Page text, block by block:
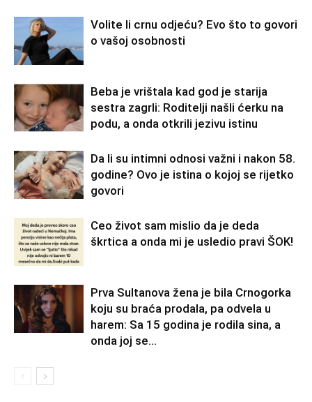
Volite li crnu odjeću? Evo što to govori
o vašoj osobnosti
Beba je vrištala kad god je starija
sestra zagrli: Roditelji našli ćerku na
podu, a onda otkrili jezivu istinu
Da li su intimni odnosi važni i nakon 58.
godine? Ovo je istina o kojoj se rijetko
govori
Ceo život sam mislio da je deda
škrtica a onda mi je usledio pravi ŠOK!
Prva Sultanova žena je bila Crnogorka
koju su braća prodala, pa odvela u
harem: Sa 15 godina je rodila sina, a
onda joj se...